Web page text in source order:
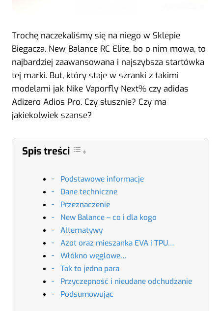
Trochę naczekaliśmy się na niego w Sklepie
Biegacza. New Balance RC Elite, bo o nim mowa, to
najbardziej zaawansowana i najszybsza startówka
tej marki. But, który staje w szranki z takimi
modelami jak Nike Vaporfly Next% czy adidas
Adizero Adios Pro. Czy słusznie? Czy ma
jakiekolwiek szanse?
Spis treści
Podstawowe informacje
Dane techniczne
Przeznaczenie
New Balance – co i dla kogo
Alternatywy
Azot oraz mieszanka EVA i TPU…
Włókno węglowe…
Tak to jedna para
Przyczepność i nieudane odchudzanie
Podsumowując